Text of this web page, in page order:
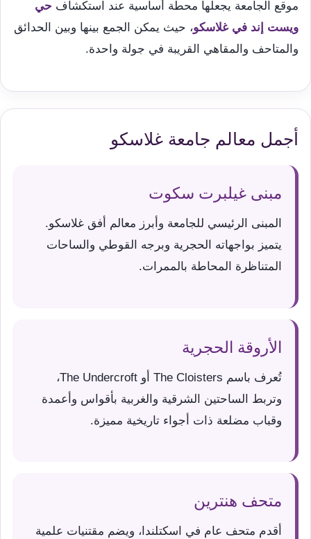
موقع الجامعة يجعلها محطة أساسية عند استكشاف حي
ويست إند في غلاسكو، حيث يمكن الجمع بينها وبين الحدائق
والمتاحف والمقاهي القريبة في جولة واحدة.
أجمل معالم جامعة غلاسكو
مبنى غيلبرت سكوت
المبنى الرئيسي للجامعة وأبرز معالم أفق غلاسكو.
يتميز بواجهاته الحجرية وبرجه القوطي والساحات
المتناظرة المحاطة بالممرات.
الأروقة الحجرية
تُعرف باسم The Cloisters أو The Undercroft،
وتربط الساحتين الشرقية والغربية بأقواس وأعمدة
وقباب مضلعة ذات أجواء تاريخية مميزة.
متحف هنترين
أقدم متحف عام في اسكتلندا، ويضم مقتنيات علمية